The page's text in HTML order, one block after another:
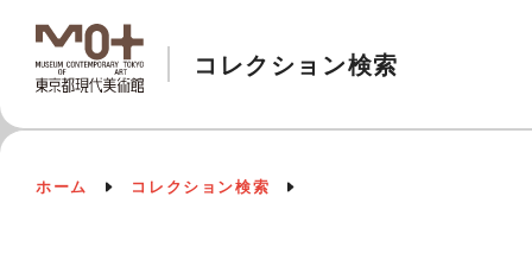
コレクション検索
ホーム コレクション検索